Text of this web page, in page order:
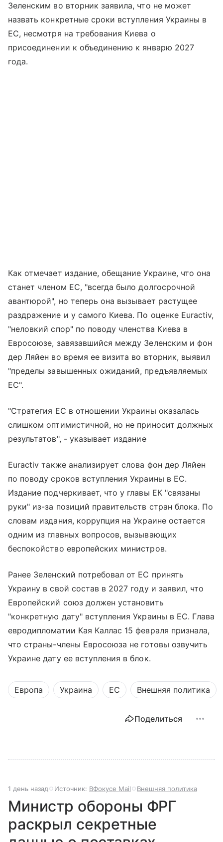
Зеленским во вторник заявила, что не может
назвать конкретные сроки вступления Украины в
ЕС, несмотря на требования Киева о
присоединении к объединению к январю 2027
года.
Как отмечает издание, обещание Украине, что она
станет членом ЕС, "всегда было долгосрочной
авантюрой", но теперь она вызывает растущее
раздражение и у самого Киева. По оценке Euractiv,
"неловкий спор" по поводу членства Киева в
Евросоюзе, завязавшийся между Зеленским и фон
дер Ляйен во время ее визита во вторник, выявил
"пределы завышенных ожиданий, предъявляемых
ЕС".
"Стратегия ЕС в отношении Украины оказалась
слишком оптимистичной, но не приносит должных
результатов", - указывает издание
Euractiv также анализирует слова фон дер Ляйен
по поводу сроков вступления Украины в ЕС.
Издание подчеркивает, что у главы ЕК "связаны
руки" из-за позиций правительств стран блока. По
словам издания, коррупция на Украине остается
одним из главных вопросов, вызывающих
беспокойство европейских министров.
Ранее Зеленский потребовал от ЕС принять
Украину в свой состав в 2027 году и заявил, что
Европейский союз должен установить
"конкретную дату" вступления Украины в ЕС. Глава
евродипломатии Кая Каллас 15 февраля признала,
что страны-члены Евросоюза не готовы озвучить
Украине дату ее вступления в блок.
Европа Украина ЕС Внешняя политика
Поделиться
1 день назад Источник: ВФокусе Mail Внешняя политика
Министр обороны ФРГ
раскрыл секретные